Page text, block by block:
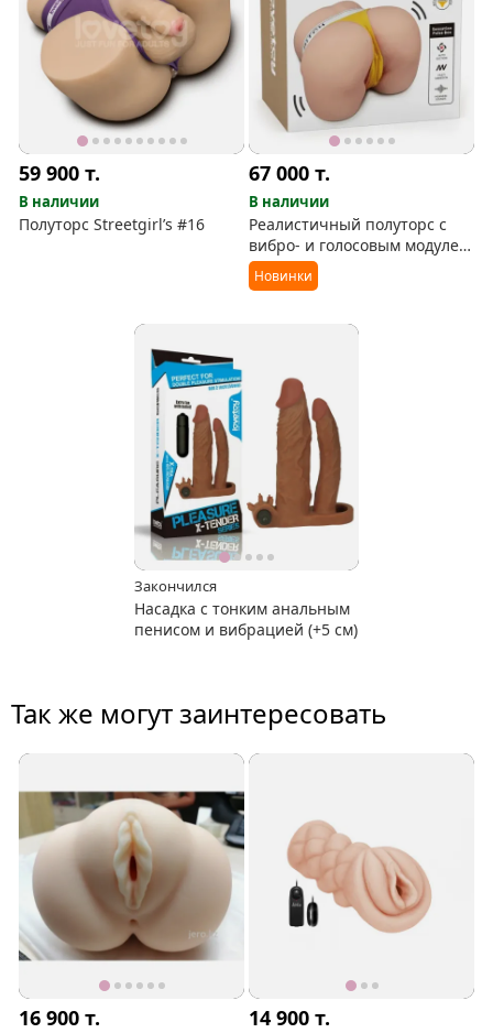
59 900т.
В наличии
Полуторс Streetgirl’s #16
67 000т.
В наличии
Реалистичный полуторс с
вибро- и голосовым модулем
Streetgirl’s Sensation Pulse
Новинки
Закончился
Насадка с тонким анальным
пенисом и вибрацией (+5 см)
Так же могут заинтересовать
16 900т. 14 900т.